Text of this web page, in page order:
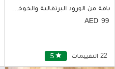
باقة من الورود البرتقالية والخوخية بغلاف أبيض وبرتقالي
99
5 star 22 التقييمات